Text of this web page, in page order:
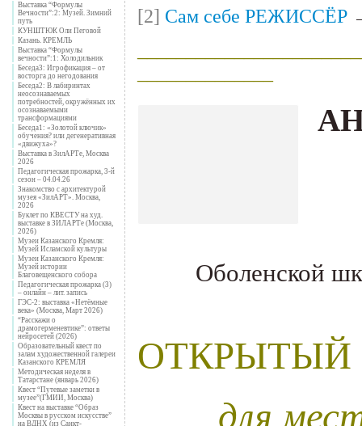
Выставка “Формулы
Вечности”:2: Музей. Зимний
путь
КУНШТЮК Оли Пеговой
Казань. КРЕМЛЬ
Выставка “Формулы
вечности”:1: Холодильник
Беседа3: Игрофикация – от
восторга до негодования
Беседа2: В лабиринтах
неосознаваемых
потребностей, окружённых их
осознаваемыми
трансформациями
Беседа1: «Золотой ключик»
обучения? или дегенеративная
«движуха»?
Выставка в ЗилАРТе, Москва
2026
Педагогическая прожарка, 3-й
сезон – 04.04.26
Знакомство с архитектурой
музея «ЗилАРТ». Москва,
2026
Буклет по КВЕСТУ на худ.
выставке в ЗИЛАРТе (Москва,
2026)
Музеи Казанского Кремля:
Музей Исламской культуры
Музеи Казанского Кремля:
Музей истории
Благовещенского собора
Педагогическая прожарка (3)
– онлайн – лит. запись
ГЭС-2: выставка «Нетёмные
века» (Москва, Март 2026)
“Расскажи о
драмогерменевтике”: ответы
нейросетей (2026)
Образовательный квест по
залам художественной галереи
Казанского КРЕМЛЯ
Методическая неделя в
Татарстане (январь 2026)
Квест “Путевые заметки в
музее”(ГМИИ, Москва)
Квест на выставке “Образ
Москвы в русском искусстве”
на ВДНХ (из Санкт-
[2] Сам себе РЕЖИССЁР
Оболенской
для